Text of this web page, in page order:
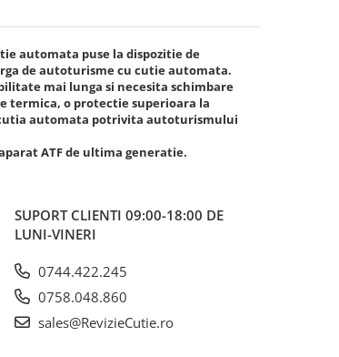
automata puse la dispozitie de
de autoturisme cu cutie automata.
mai lunga si necesita schimbare
termica, o protectie superioara la
automata potrivita autoturismului
ATF de ultima generatie.
SUPORT CLIENTI 09:00-18:00 DE
LUNI-VINERI
0744.422.245
0758.048.860
sales@RevizieCutie.ro